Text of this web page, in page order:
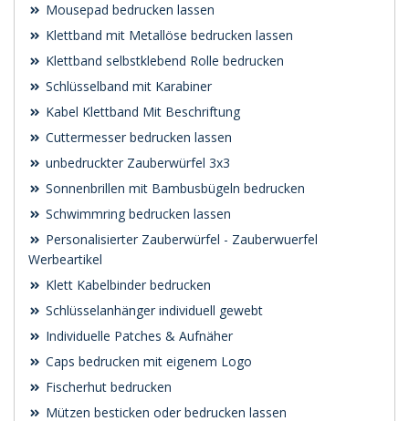
Mousepad bedrucken lassen
Klettband mit Metallöse bedrucken lassen
Klettband selbstklebend Rolle bedrucken
Schlüsselband mit Karabiner
Kabel Klettband Mit Beschriftung
Cuttermesser bedrucken lassen
unbedruckter Zauberwürfel 3x3
Sonnenbrillen mit Bambusbügeln bedrucken
Schwimmring bedrucken lassen
Personalisierter Zauberwürfel - Zauberwuerfel
Werbeartikel
Klett Kabelbinder bedrucken
Schlüsselanhänger individuell gewebt
Individuelle Patches & Aufnäher
Caps bedrucken mit eigenem Logo
Fischerhut bedrucken
Mützen besticken oder bedrucken lassen